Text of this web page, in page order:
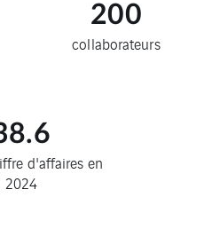
200
collaborateurs
d'affaires en
2024